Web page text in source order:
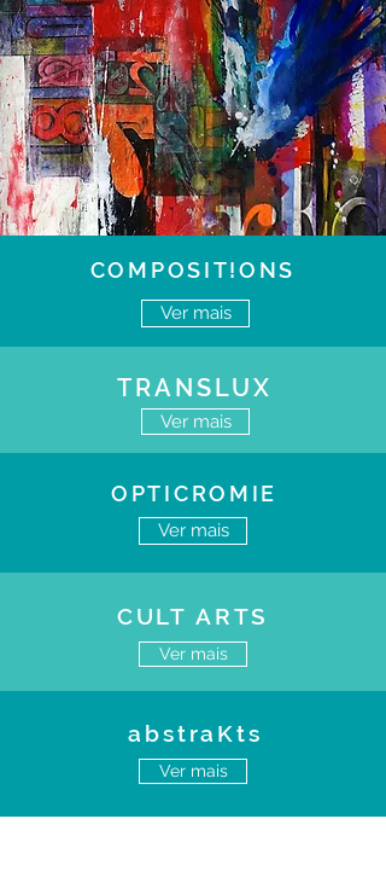
COMPOSIT!ONS
Ver mais
TRANSLUX
Ver mais
OPTICROMIE
Ver mais
CULT ARTS
Ver mais
abstraKts
Ver mais